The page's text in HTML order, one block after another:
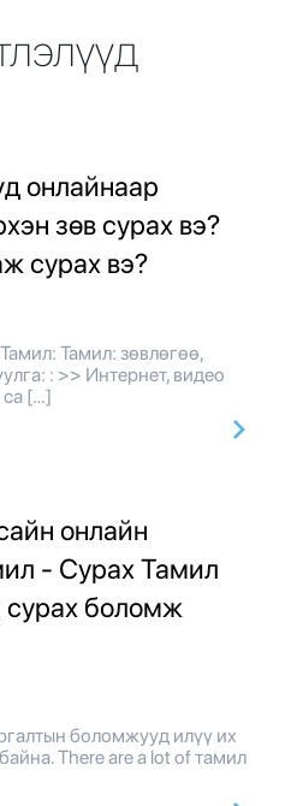
онлайнаар
зөв сурах вэ?
сурах вэ?
Тамил: зөвлөгөө,
: >> Интернет, видео
са […]
онлайн
- Сурах Тамил
сурах боломж
боломжууд илүү их
There are a lot of тамил